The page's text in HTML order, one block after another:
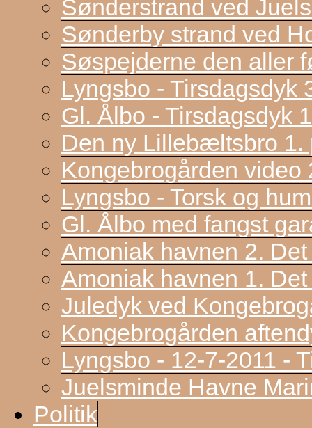
Sønderstrand ved
Sønderby strand ved
Søspejderne den aller
Lyngsbo - Tirsdagsdyk
Gl. Ålbo - Tirsdagsdyk
Den ny Lillebæltsbro 1.
Kongebrogården video
Lyngsbo - Torsk og
Gl. Ålbo med fangst
Amoniak havnen 2.
Amoniak havnen 1.
Juledyk ved
Kongebrogården
Lyngsbo - 12-7-2011 -
Juelsminde Havne
Politik